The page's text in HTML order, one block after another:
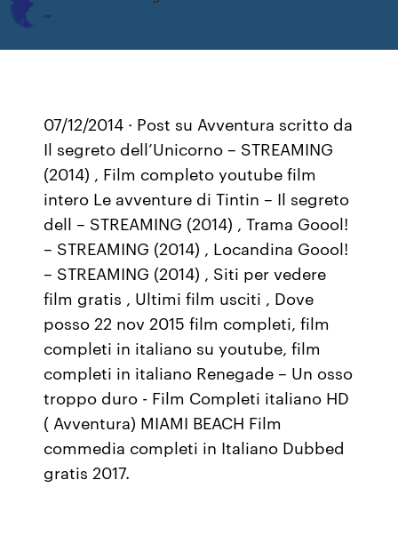
07/12/2014 · Post su Avventura scritto da
Il segreto dell’Unicorno – STREAMING
(2014) , Film completo youtube film
intero Le avventure di Tintin – Il segreto
dell – STREAMING (2014) , Trama Goool!
– STREAMING (2014) , Locandina Goool!
– STREAMING (2014) , Siti per vedere
film gratis , Ultimi film usciti , Dove
posso 22 nov 2015 film completi, film
completi in italiano su youtube, film
completi in italiano Renegade – Un osso
troppo duro - Film Completi italiano HD
( Avventura) MIAMI BEACH Film
commedia completi in Italiano Dubbed
gratis 2017.